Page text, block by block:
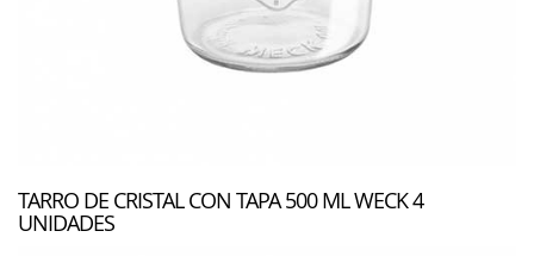
TARRO DE CRISTAL CON TAPA 500 ML WECK 4
UNIDADES